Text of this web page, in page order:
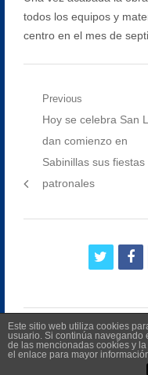
todos los equipos y
centro en el mes de
Navegación
entradas
Previous
Previous
post:
Hoy se celebra San
dan comienzo en
Sabinillas sus fiestas
patronales
twitter
©2026 Radio
Este sitio web utiliza cookies
usuario. Si continúa navegando
de las mencionadas cookies y
el enlace para mayor